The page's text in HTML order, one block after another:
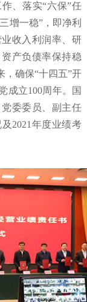
、落实“六保”任
增一稳”，即净利
收入利润率、研
产负债率保持稳
，确保“十四五”开
成立100周年。国
委委员、副主任
2021年度业绩考